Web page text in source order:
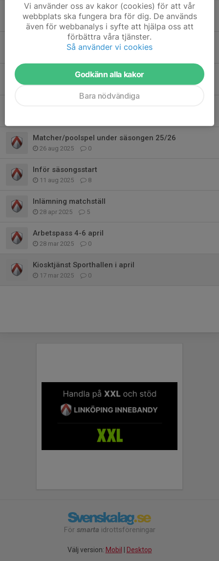
11 jan, 13:34 1
Floorball games 11-12 april
9 nov 2025
5 okt 2025 0
Matcher/poolspel under säsongen 25/26
26 aug 2025 0
Inför säsongsstart
11 aug 2025 8
Inlämning matchställ
28 apr 2025 5
Arbetspass 4-6 april
28 mar 2025 0
Kiosktjänst Sporthallen i april
17 mar 2025 0
För smarta idrottsföreningar
Välj version: Mobil | Desktop
Vi använder oss av kakor (cookies) för att vår
webbplats ska fungera bra för dig. De används
även för webbanalys i syfte att hjälpa oss att
förbättra våra tjänster.
Så använder vi cookies
Godkänn alla kakor
Bara nödvändiga